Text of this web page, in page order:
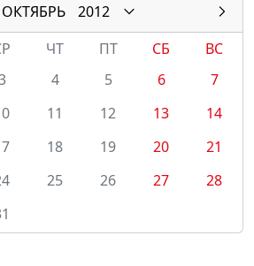
ОКТЯБРЬ
2012
ЧТ ПТ СБ
ВС
4 5 6
7
11 12 13
14
18 19 20
21
25 26 27
28